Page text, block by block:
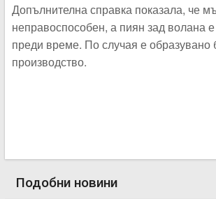
Допълнителна справка показала, че
неправоспособен, а пиян зад волана
преди време. По случая е образувано
производство.
Подобни новини